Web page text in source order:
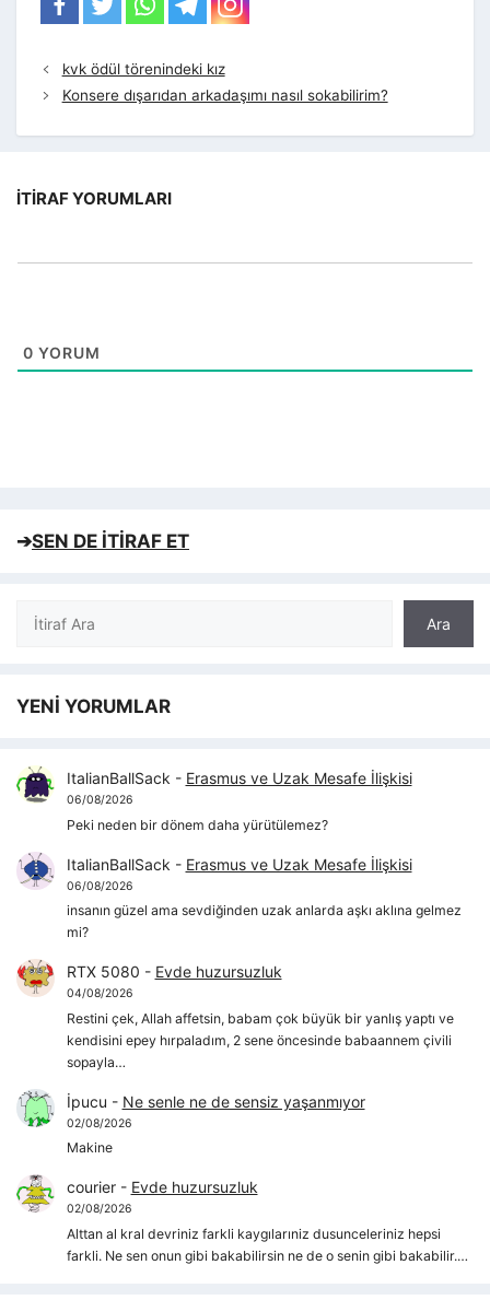
kvk ödül törenindeki kız
Konsere dışarıdan arkadaşımı nasıl sokabilirim?
İTIRAF YORUMLARI
0 YORUM
➔SEN DE İTİRAF ET
Ara
Ara
YENİ YORUMLAR
ItalianBallSack - Erasmus ve Uzak Mesafe İlişkisi
06/08/2026
Peki neden bir dönem daha yürütülemez?
ItalianBallSack - Erasmus ve Uzak Mesafe İlişkisi
06/08/2026
insanın güzel ama sevdiğinden uzak anlarda aşkı aklına gelmez
mi?
RTX 5080 - Evde huzursuzluk
04/08/2026
Restini çek, Allah affetsin, babam çok büyük bir yanlış yaptı ve
kendisini epey hırpaladım, 2 sene öncesinde babaannem çivili
sopayla…
İpucu - Ne senle ne de sensiz yaşanmıyor
02/08/2026
Makine
courier- Evde huzursuzluk
02/08/2026
Alttan al kral devriniz farkli kaygılarıniz dusunceleriniz hepsi
farkli. Ne sen onun gibi bakabilirsin ne de o senin gibi bakabilir.…